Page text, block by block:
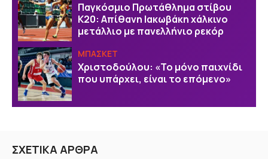
Παγκόσμιο Πρωτάθλημα στίβου
Κ20: Απίθανη Ιακωβάκη χάλκινο
μετάλλιο με πανελλήνιο ρεκόρ
ΜΠΑΣΚΕΤ
Χριστοδούλου: «Το μόνο παιχνίδι
που υπάρχει, είναι το επόμενο»
ΣΧΕΤΙΚΑ ΑΡΘΡΑ